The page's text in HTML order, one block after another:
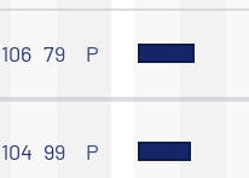
106 79 P
104 99 P